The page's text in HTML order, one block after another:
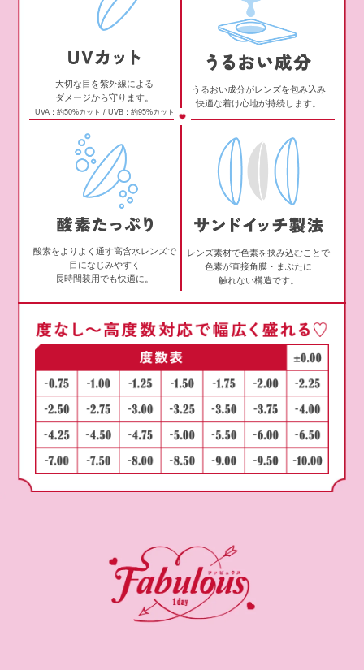
大切な目を紫外線による
ダメージから守ります。
UVA：約50%カット / UVB：約95%カット
うるおい成分がレンズを包み込み
快適な着け心地が持続します。
酸素をよりよく通す高含水レンズで
目になじみやすく
長時間装用でも快適に。
レンズ素材で色素を挟み込むことで
色素が直接角膜・まぶたに
触れない構造です。